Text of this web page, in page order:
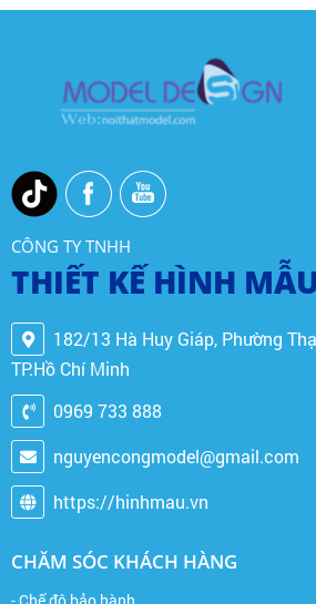
CÔNG TY TNHH
THIẾT KẾ HÌNH MẪU
182/13 Hà Huy Giáp, Phường
TP.Hồ Chí Minh
0969 733 888
nguyencongmodel@gmail.com
https://hinhmau.vn
CHĂM SÓC KHÁCH HÀNG